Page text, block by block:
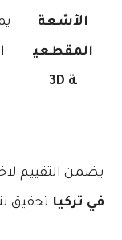
الأشعة
المقطعي
ة 3D
يضمن التقييم
في تركيا تحقيق